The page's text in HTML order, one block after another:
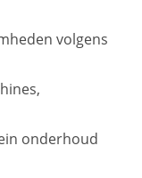
volgens
onderhoud